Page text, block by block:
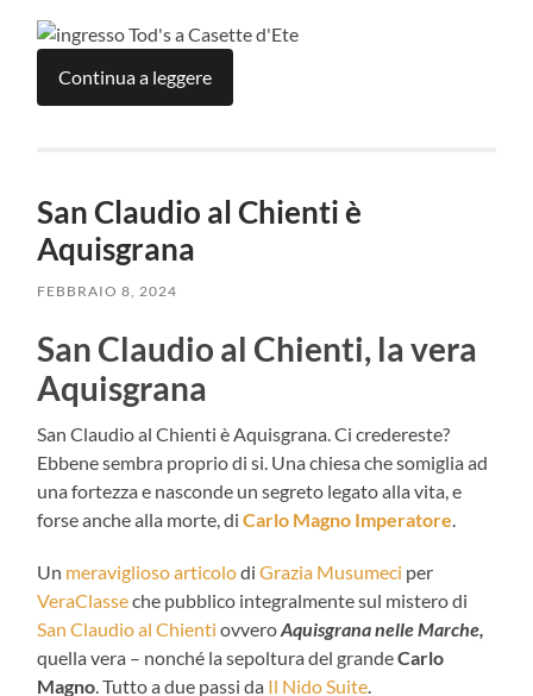
Continua a leggere
San Claudio al Chienti è
Aquisgrana
FEBBRAIO 8, 2024
San Claudio al Chienti, la vera
Aquisgrana
San Claudio al Chienti è Aquisgrana. Ci credereste?
Ebbene sembra proprio di si. Una chiesa che somiglia ad
una fortezza e nasconde un segreto legato alla vita, e
forse anche alla morte, diCarlo Magno Imperatore
Un meraviglioso articolodiGrazia Musumeci per
VeraClasseche pubblico integralmente sul mistero di
San Claudio al Chienti ovveroAquisgrana nelle Marche,
quella vera – nonché la sepoltura del grandeCarlo
Magno . Tutto a due passi da Il Nido Suite